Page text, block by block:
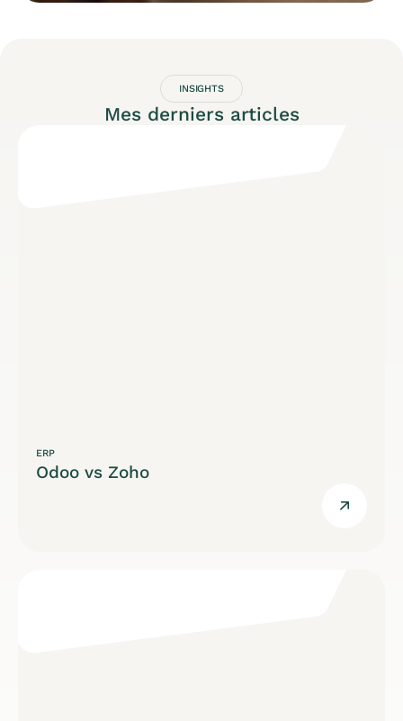
INSIGHTS
Mes derniers articles
ERP
Odoo vs Zoho